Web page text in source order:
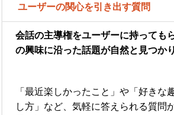
ユーザーの関心を引き出す質問
会話の主導権をユーザーに持っても
の興味に沿った話題が自然と見つか
「最近楽しかったこと」や「好きな
し方」など、気軽に答えられる質問